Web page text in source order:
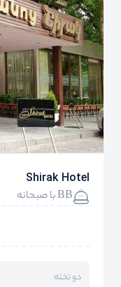
Shirak Hotel
BB با صبحانه
دو تخته